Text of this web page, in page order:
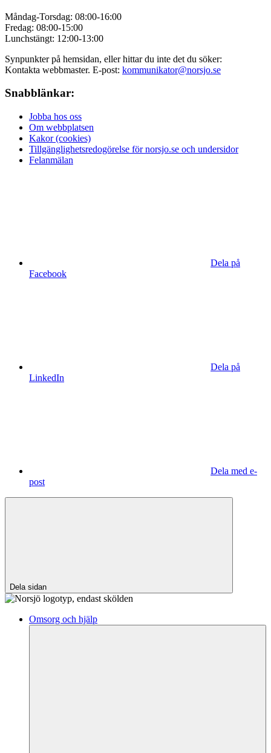
Måndag-Torsdag: 08:00-16:00
Fredag: 08:00-15:00
Lunchstängt: 12:00-13:00
Synpunkter på hemsidan, eller hittar du inte det du söker:
Kontakta webbmaster. E-post: kommunikator@norsjo.se
Snabblänkar:
Jobba hos oss
Om webbplatsen
Kakor (cookies)
Tillgänglighetsredogörelse för norsjo.se och undersidor
Felanmälan
Dela på
Facebook
Dela på
LinkedIn
Dela med e-
post
Dela sidan
Omsorg och hjälp